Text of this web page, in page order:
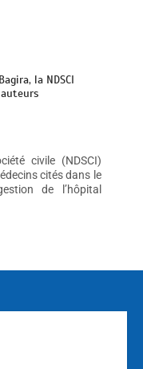
la NDSCI
civile (NDSCI)
cités dans le
de l’hôpital